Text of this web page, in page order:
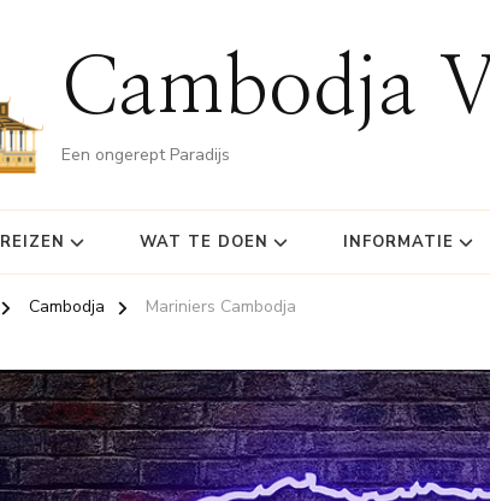
Cambodja
Een ongerept Paradijs
REIZEN WAT TE DOEN INFORMATIE
Cambodja Mariniers Cambodja